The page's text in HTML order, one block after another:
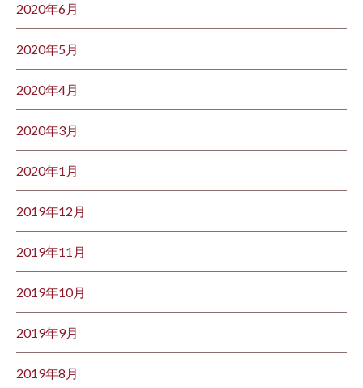
2020年6月
2020年5月
2020年4月
2020年3月
2020年1月
2019年12月
2019年11月
2019年10月
2019年9月
2019年8月